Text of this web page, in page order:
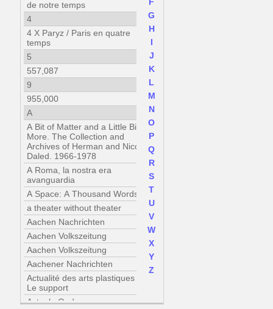
de notre temps
4
4 X Paryz / Paris en quatre
temps
5
557,087
9
955,000
A
A Bit of Matter and a Little Bit
More. The Collection and
Archives of Herman and Nicole
Daled. 1966-1978
A Roma, la nostra era
avanguardia
A Space: A Thousand Words
a theater without theater
Aachen Nachrichten
Aachen Volkszeitung
Aachen Volkszeitung
Aachener Nachrichten
Actualité des arts plastiques /
Le support
Actuele Onderwerpen :
G
H
I
J
K
L
M
N
O
P
Q
R
S
T
U
V
W
X
Y
Z